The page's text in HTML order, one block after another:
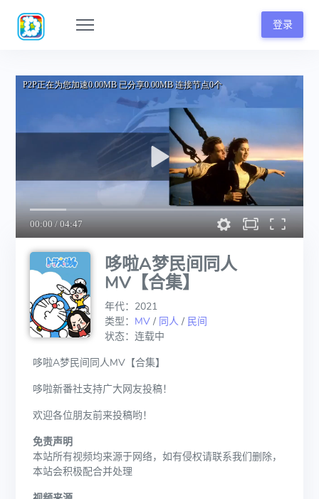
登录
哆啦A梦民间同人
MV【合集】
年代：2021
类型： MV/ 同人 / 民间
状态：连载中
哆啦A梦民间同人MV【合集】
哆啦新番社支持广大网友投稿！
欢迎各位朋友前来投稿哟！
免责声明
本站所有视频均来源于网络，如有侵权请联系我们删除，
本站会积极配合并处理